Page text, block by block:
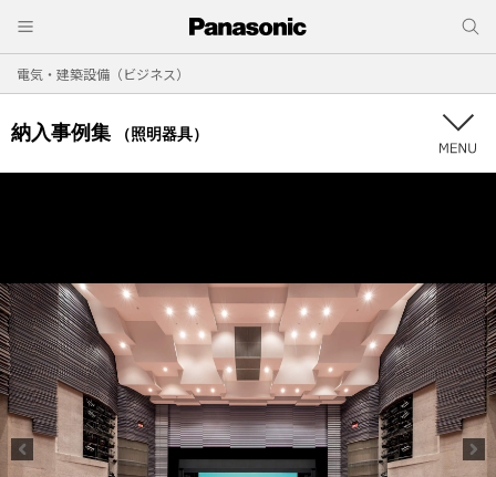
電気・建築設備（ビジネス）
納入事例集 （照明器具）